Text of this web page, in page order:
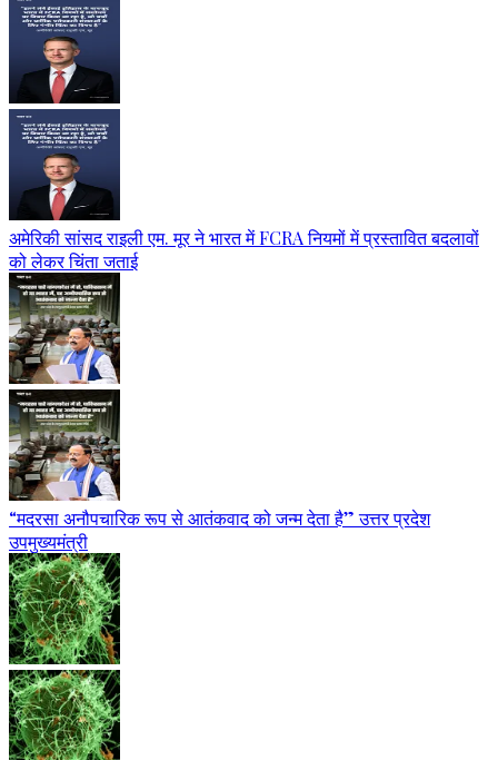
अमेरिकी सांसद राइली एम. मूर ने भारत में FCRA नियमों में प्रस्तावित बदलावों
को लेकर चिंता जताई
“मदरसा अनौपचारिक रूप से आतंकवाद को जन्म देता है” उत्तर प्रदेश
उपमुख्यमंत्री